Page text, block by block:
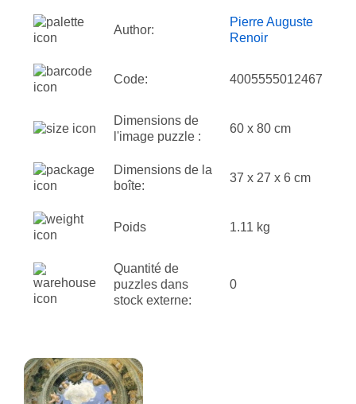
Author:
Pierre Auguste
Renoir
Code: 4005555012467
Dimensions de
l'image puzzle :
60 x 80 cm
Dimensions de la
boîte:
37 x 27 x 6 cm
Poids 1.11 kg
Quantité de
puzzles dans
stock externe:
0